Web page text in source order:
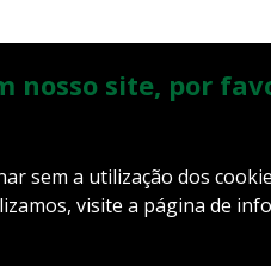
site, por
sem a utilização dos
visite a página de